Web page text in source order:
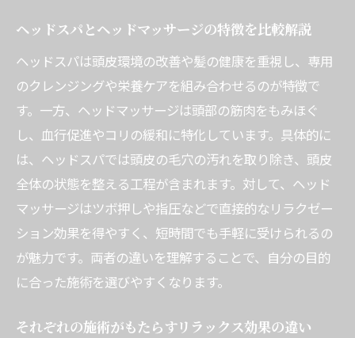
ヘッドスパとヘッドマッサージの特徴を比較解説
ヘッドスパは頭皮環境の改善や髪の健康を重視し、専用
のクレンジングや栄養ケアを組み合わせるのが特徴で
す。一方、ヘッドマッサージは頭部の筋肉をもみほぐ
し、血行促進やコリの緩和に特化しています。具体的に
は、ヘッドスパでは頭皮の毛穴の汚れを取り除き、頭皮
全体の状態を整える工程が含まれます。対して、ヘッド
マッサージはツボ押しや指圧などで直接的なリラクゼー
ション効果を得やすく、短時間でも手軽に受けられるの
が魅力です。両者の違いを理解することで、自分の目的
に合った施術を選びやすくなります。
それぞれの施術がもたらすリラックス効果の違い